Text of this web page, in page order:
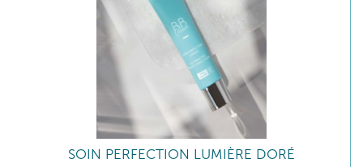
SOIN PERFECTION LUMIÈRE DORÉ